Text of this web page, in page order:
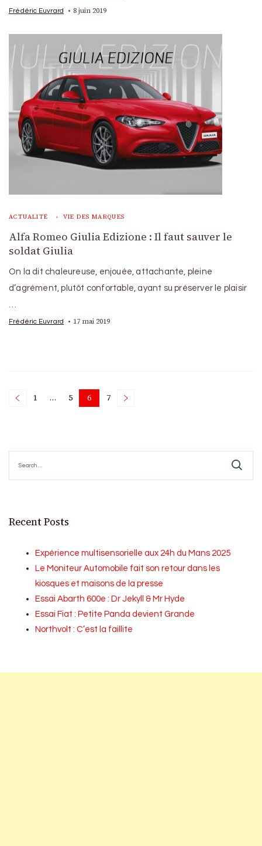
Frédéric Euvrard 8 juin 2019
ACTUALITÉ VIE DES MARQUES
Alfa Romeo Giulia Edizione : Il faut sauver le
soldat Giulia
On la dit chaleureuse, enjouée, attachante, pleine
d’agrément, plutôt confortable, ayant su préserver le plaisir
Frédéric Euvrard 17 mai 2019
Posts
Page
1 … Page
5 Page
6 Page
7
for:
Recent Posts
Expérience multisensorielle aux 24h du Mans 2025
Le Moniteur Automobile fait son retour dans les
kiosques et maisons de la presse
Essai Abarth 600e : Dr Jekyll & Mr Hyde
Essai Fiat : Petite Panda devient Grande
Northvolt : C’est la faillite